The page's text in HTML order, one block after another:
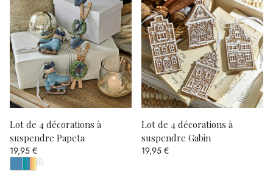
Lot de 4 décorations à
suspendre Papeta
19,95 €
Afficher toutes les couleurs
Lot de 4 décorations à
suspendre Gabin
19,95 €